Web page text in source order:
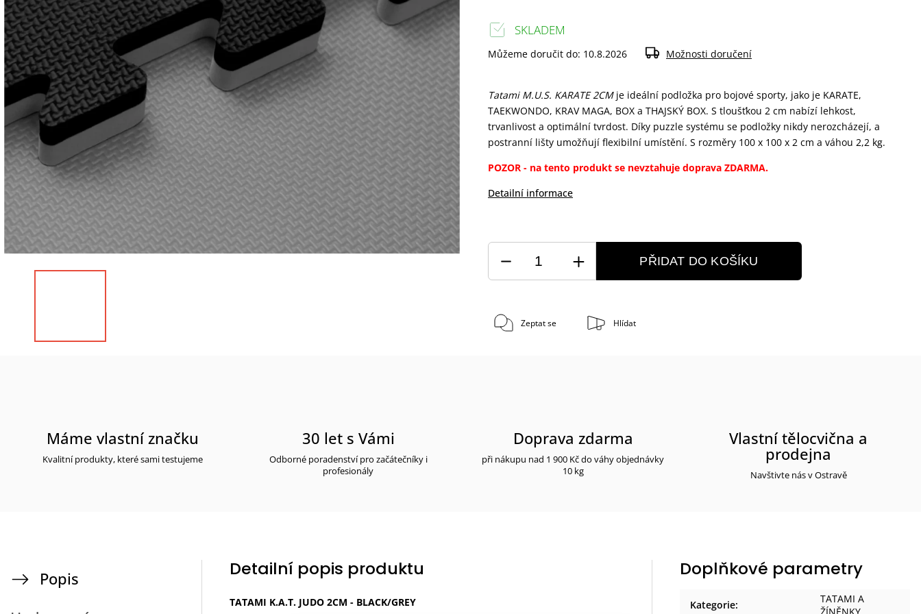
Tatami M.U.S. KARATE 2CM je ideální podložka pro bojové sporty, jako je KARATE,
TAEKWONDO, KRAV MAGA, BOX a THAJSKÝ BOX. S tloušťkou 2 cm nabízí lehkost,
trvanlivost a optimální tvrdost. Díky puzzle systému se podložky nikdy nerozcházejí, a
postranní lišty umožňují flexibilní umístění. S rozměry 100 x 100 x 2 cm a váhou 2,2 kg.
POZOR - na tento produkt se nevztahuje doprava ZDARMA.
Detailní informace
SKLADEM
Můžeme doručit do: 10.8.2026 Možnosti doručení
PŘIDAT DO KOŠÍKU
Zeptat se Hlídat
Máme vlastní značku
Kvalitní produkty, které sami testujeme
30 let s Vámi
Odborné poradenství pro začátečníky i
profesionály
Doprava zdarma
při nákupu nad 1 900 Kč do váhy objednávky
10 kg
Vlastní tělocvična a
prodejna
Navštivte nás v Ostravě
Popis
Detailní popis produktu
TATAMI K.A.T. JUDO 2CM - BLACK/GREY
Doplňkové parametry
Kategorie:
TATAMI A